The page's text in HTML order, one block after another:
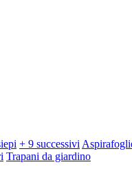
+ 9 successivi
Trapani da giardino